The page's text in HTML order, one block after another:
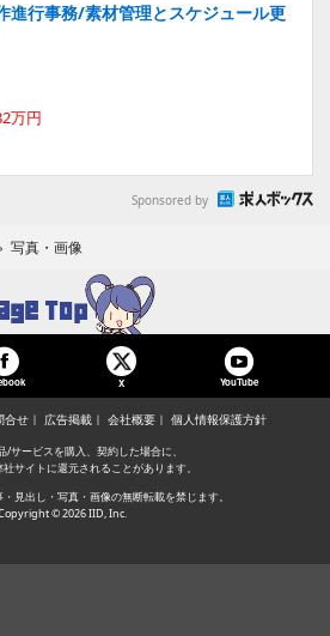
進行事務/素材管理とスケジュール更
万円
Sponsored by
› 写真・画像
X YouTube
合せ 広告掲載 会社概要 個人情報保護方針
/サービスを購入、契約した場合に、
サイトに還元されることがあります。
見出し・写真・画像の無断転載を禁じます。
© 2026 IID, Inc.